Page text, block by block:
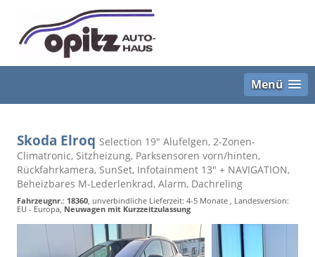
Menü
Skoda Elroq Selection 19" Alufelgen, 2-Zonen-
Climatronic, Sitzheizung, Parksensoren vorn/hinten,
Rückfahrkamera, SunSet, Infotainment 13" + NAVIGATION,
Beheizbares M-Lederlenkrad, Alarm, Dachreling
Fahrzeugnr.: 18360, unverbindliche Lieferzeit: 4-5 Monate , Landesversion:
EU - Europa, Neuwagen mit Kurzzeitzulassung